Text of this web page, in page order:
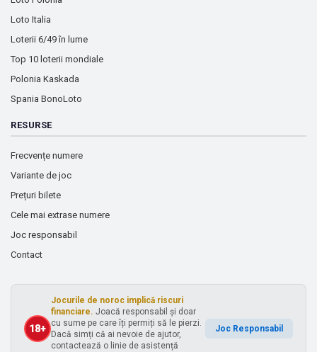
Loto Italia
Loterii 6/49 în lume
Top 10 loterii mondiale
Polonia Kaskada
Spania BonoLoto
RESURSE
Frecvențe numere
Variante de joc
Prețuri bilete
Cele mai extrase numere
Joc responsabil
Contact
18+
Jocurile de noroc implică riscuri
financiare. Joacă responsabil și doar
cu sume pe care îți permiți să le pierzi.
Dacă simți că ai nevoie de ajutor,
contactează o linie de asistență
Joc Responsabil